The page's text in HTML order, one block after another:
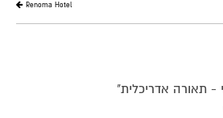
Renoma Hotel
- תאורה אדריכלית"